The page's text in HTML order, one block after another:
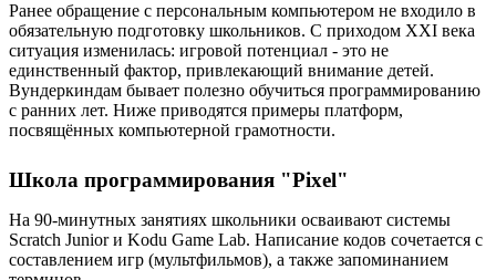
Ранее обращение с персональным компьютером не входило в
обязательную подготовку школьников. С приходом XXI века
ситуация изменилась: игровой потенциал - это не
единственный фактор, привлекающий внимание детей.
Вундеркиндам бывает полезно обучиться программированию
с ранних лет. Ниже приводятся примеры платформ,
посвящённых компьютерной грамотности.
Школа программирования "Pixel"
На 90-минутных занятиях школьники осваивают системы
Scratch Junior и Kodu Game Lab. Написание кодов сочетается с
составлением игр (мультфильмов), а также запоминанием